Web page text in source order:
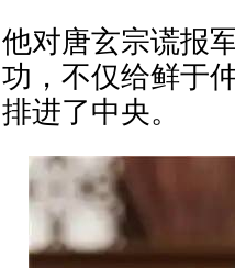
他对唐玄宗谎报
功，不仅给鲜于
排进了中央。